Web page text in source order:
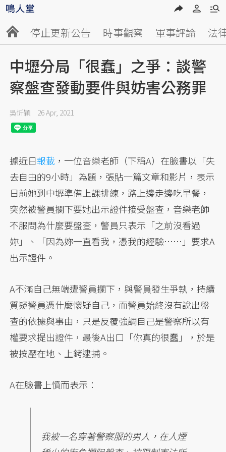
停止更新公告 時事觀察 軍事評論 法
中壢分局「很蠢」之爭：談警
察盤查發動要件與妨害公務罪
吳忻穎 26 Apr, 2021
據近日報載 ，一位音樂老師（下稱A）在臉書以「失
去自由的9小時」為題，張貼一篇文章和影片，表示
日前她到中壢準備上課排練，路上邊走邊吃早餐，
突然被警員攔下要她出示證件接受盤查，音樂老師
不服問為什麼要盤查，警員只表示「之前沒看過
妳」、「因為妳一直看我，憑我的經驗……」要求A
出示證件。
A不滿自己無端遭警員攔下，與警員發生爭執，持續
質疑警員憑什麼懷疑自己，而警員始終沒有說出盤
查的依據與事由，只是反覆強調自己是警察所以有
權要求提出證件，最後A出口「你真的很蠢」，於是
被按壓在地、上銬逮捕。
A在臉書上憤而表示：
我被一名穿著警察服的男人，在人煙